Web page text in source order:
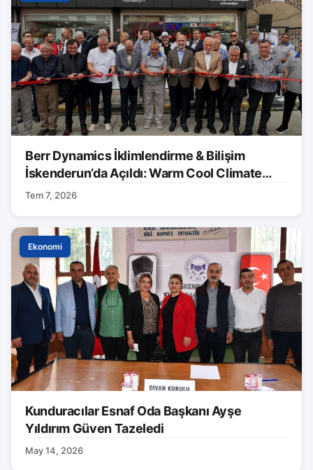
Berr Dynamics İklimlendirme & Bilişim
İskenderun’da Açıldı: Warm Cool Climate
Markası Tanıtıldı
Tem 7, 2026
Ekonomi
Kunduracılar Esnaf Oda Başkanı Ayşe
Yıldırım Güven Tazeledi
May 14, 2026